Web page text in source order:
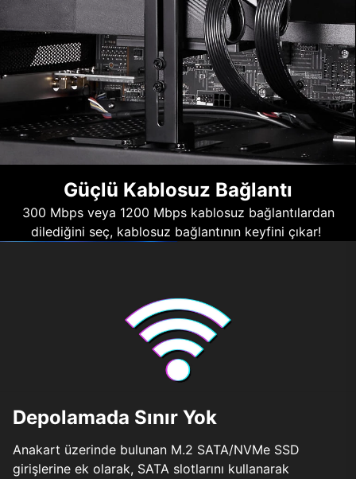
Güçlü Kablosuz Bağlantı
300 Mbps veya 1200 Mbps kablosuz bağlantılardan
dilediğini seç, kablosuz bağlantının keyfini çıkar!
Depolamada Sınır Yok
Anakart üzerinde bulunan M.2 SATA/NVMe SSD
girişlerine ek olarak, SATA slotlarını kullanarak